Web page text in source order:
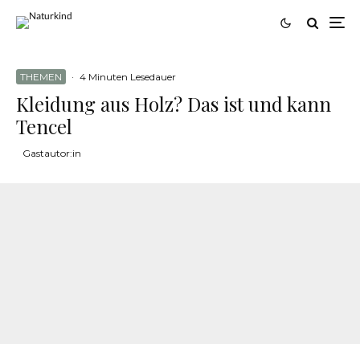
THEMEN · 4 Minuten Lesedauer
Kleidung aus Holz? Das ist und kann
Tencel
Gastautor:in